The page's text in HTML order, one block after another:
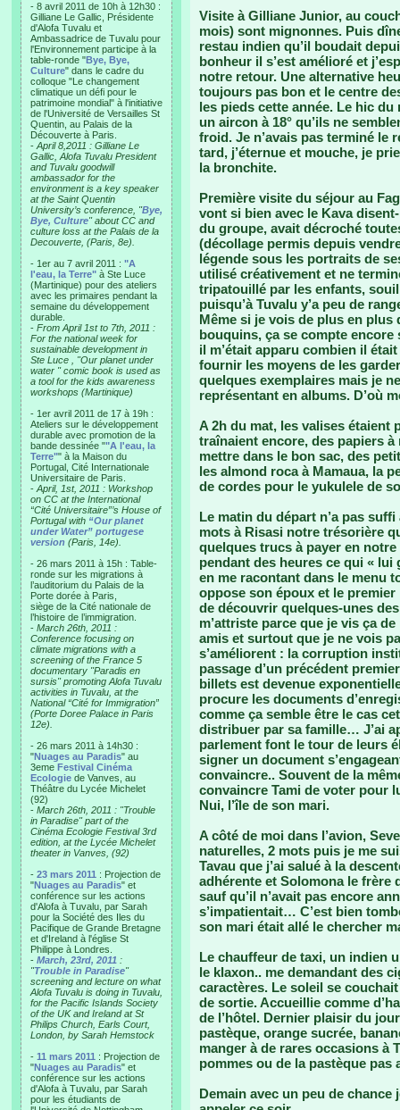
- 8 avril 2011 de 10h à 12h30 :
Gilliane Le Gallic, Présidente
d'Alofa Tuvalu et
Ambassadrice de Tuvalu pour
l'Environnement participe à la
table-ronde "Bye, Bye,
Culture" dans le cadre du
colloque "Le changement
climatique un défi pour le
patrimoine mondial" à l'initiative
de l'Université de Versailles St
Quentin, au Palais de la
Découverte à Paris.
- April 8,2011 : Gilliane Le
Gallic, Alofa Tuvalu President
and Tuvalu goodwill
ambassador for the
environment is a key speaker
at the Saint Quentin
University’s conference, "Bye,
Bye, Culture" about CC and
culture loss at the Palais de la
Decouverte, (Paris, 8e).
- 1er au 7 avril 2011 : "A
l'eau, la Terre" à Ste Luce
(Martinique) pour des ateliers
avec les primaires pendant la
semaine du développement
durable.
- From April 1st to 7th, 2011 :
For the national week for
sustainable development in
Ste Luce , "Our planet under
water " comic book is used as
a tool for the kids awareness
workshops (Martinique)
- 1er avril 2011 de 17 à 19h :
Ateliers sur le développement
durable avec promotion de la
bande dessinée ""A l'eau, la
Terre"" à la Maison du
Portugal, Cité Internationale
Universitaire de Paris.
- April, 1st, 2011 : Workshop
on CC at the International
“Cité Universitaire”’s House of
Portugal with “Our planet
under Water” portugese
version (Paris, 14e).
- 26 mars 2011 à 15h : Table-
ronde sur les migrations à
l’auditorium du Palais de la
Porte dorée à Paris,
siège de la Cité nationale de
l’histoire de l’immigration.
- March 26th, 2011 :
Conference focusing on
climate migrations with a
screening of the France 5
documentary "Paradis en
sursis" promoting Alofa Tuvalu
activities in Tuvalu, at the
National “Cité for Immigration”
(Porte Doree Palace in Paris
12e).
- 26 mars 2011 à 14h30 :
"Nuages au Paradis" au
3eme Festival Cinéma
Ecologie de Vanves, au
Théâtre du Lycée Michelet
(92)
- March 26th, 2011 : "Trouble
in Paradise" part of the
Cinéma Ecologie Festival 3rd
edition, at the Lycée Michelet
theater in Vanves, (92)
- 23 mars 2011 : Projection de
"Nuages au Paradis" et
conférence sur les actions
d'Alofa à Tuvalu, par Sarah
pour la Société des Iles du
Pacifique de Grande Bretagne
et d'Ireland à l'église St
Philippe à Londres.
- March, 23rd, 2011 :
"Trouble in Paradise"
screening and lecture on what
Alofa Tuvalu is doing in Tuvalu,
for the Pacific Islands Society
of the UK and Ireland at St
Philips Church, Earls Court,
London, by Sarah Hemstock
- 11 mars 2011 : Projection de
"Nuages au Paradis" et
conférence sur les actions
d'Alofa à Tuvalu, par Sarah
pour les étudiants de
Visite à Gilliane Junior, au
mois) sont mignonnes. Puis
restau indien qu’il boudait
bonheur il s’est amélioré et
notre retour. Une alternative
toujours pas bon et le centre
les pieds cette année. Le hic du
un aircon à 18° qu’ils ne
froid. Je n’avais pas terminé le
tard, j’éternue et mouche, je
la bronchite.
Première visite du séjour au
vont si bien avec le Kava
du groupe, avait décroché
(décollage permis depuis
légende sous les portraits de
utilisé créativement et ne
tripatouillé par les enfants,
puisqu’à Tuvalu y’a peu de
Même si je vois de plus en plus
bouquins, ça se compte encore
il m’était apparu combien il
fournir les moyens de les
quelques exemplaires mais je
représentant en albums. D’où
A 2h du mat, les valises étaient
traînaient encore, des papiers
mettre dans le bon sac, des
les almond roca à Mamaua, la
de cordes pour le yukulele de
Le matin du départ n’a pas
mots à Risasi notre trésorière
quelques trucs à payer en
pendant des heures ce qui « lui
en me racontant dans le menu
oppose son époux et le premier
de découvrir quelques-unes
m’attriste parce que je vis ça
amis et surtout que je ne vois
s’améliorent : la corruption
passage d’un précédent
billets est devenue
procure les documents
comme ça semble être le cas
distribuer par sa famille… J’ai
parlement font le tour de leurs
signer un document
convaincre.. Souvent de la
convaincre Tami de voter pour
Nui, l’île de son mari.
A côté de moi dans l’avion,
naturelles, 2 mots puis je me
Tavau que j’ai salué à la
adhérente et Solomona le frère
sauf qu’il n’avait pas encore
s’impatientait… C’est bien
son mari était allé le chercher
Le chauffeur de taxi, un indien
le klaxon.. me demandant des
caractères. Le soleil se
de sortie. Accueillie comme
de l’hôtel. Dernier plaisir du
pastèque, orange sucrée,
manger à de rares occasions à
pommes ou de la pastèque pas
Demain avec un peu de